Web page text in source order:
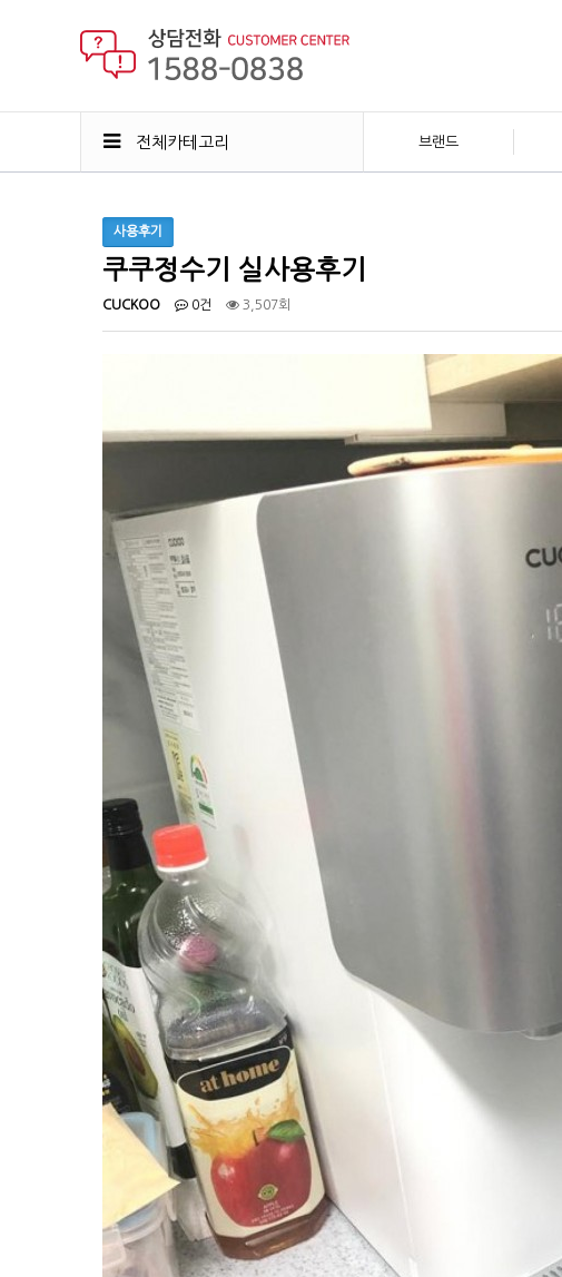
전체카테고리 브랜드
사용후기
쿠쿠정수기 실사용후기
CUCKOO 0건 3,507회